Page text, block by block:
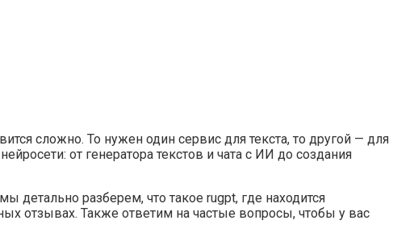
сложно. То нужен один сервис для текста, то другой — для
от генератора текстов и чата с ИИ до создания
детально разберем, что такое rugpt, где находится
отзывах. Также ответим на частые вопросы, чтобы у вас